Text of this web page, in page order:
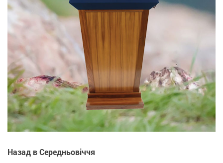
Назад в Середньовіччя